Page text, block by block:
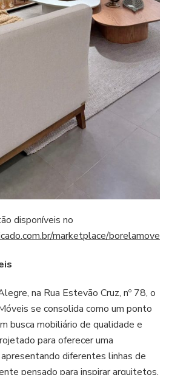
disponíveis no
marketplace/borelamoveis
na Rua Estevão Cruz, nº 78, o
se consolida como um ponto
busca mobiliário de qualidade e
para oferecer uma
diferentes linhas de
pensado para inspirar arquitetos,